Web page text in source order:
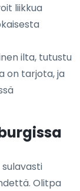
liikkua
ilta, tutustu
on tarjota, ja
Olitpa